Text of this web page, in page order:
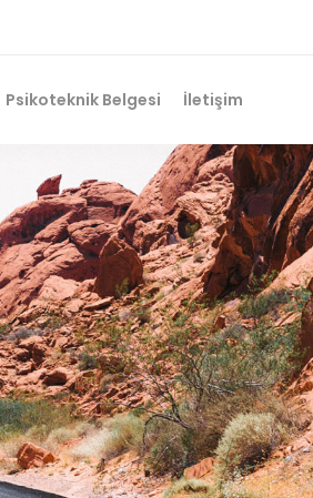
Psikoteknik Belgesi İletişim